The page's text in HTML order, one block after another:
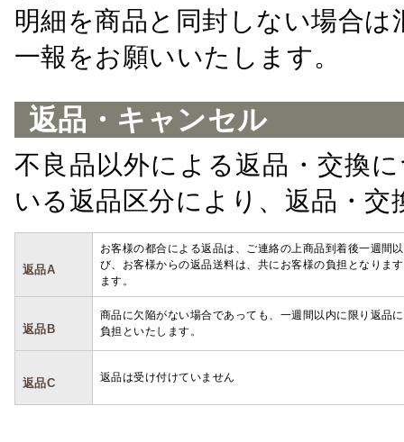
明細を商品と同封しない場合
一報をお願いいたします。
返品・キャンセル
不良品以外による返品・交換
いる返品区分により、返品・
返品A
お客様の都合による返品は、ご連絡の上商品到着後一週間
び、お客様からの返品送料は、共にお客様の負担となりま
ます。
返品B
商品に欠陥がない場合であっても、一週間以内に限り返品
負担といたします。
返品C 返品は受け付けていません